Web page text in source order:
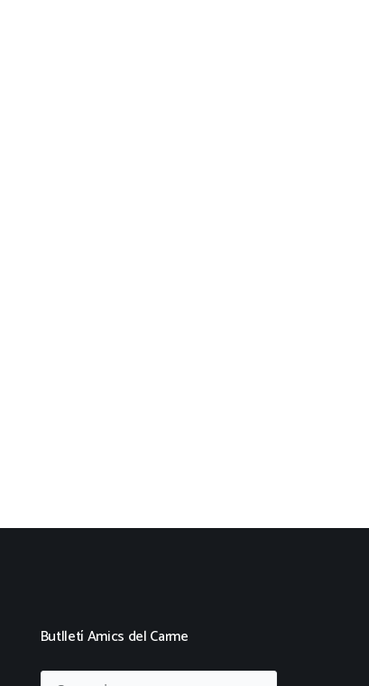
Butlletí Amics del Carme